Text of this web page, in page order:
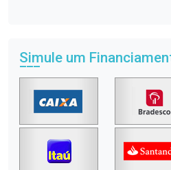
Simule um